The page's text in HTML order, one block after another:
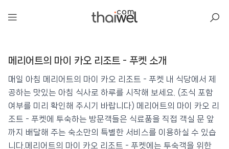
메리어트의 마이 카오 리조트 - 푸켓
📍 푸켓 ★★★★ ⭐ 8.8
💰 최저가 확인 · 예약하기
메리어트의 마이 카오 리조트 - 푸켓 소개
매일 아침 메리어트의 마이 카오 리조트 - 푸켓 내 식당에서 제
공하는 맛있는 아침 식사로 하루를 시작해 보세요. (조식 포함
여부를 미리 확인해 주시기 바랍니다) 메리어트의 마이 카오 리
조트 - 푸켓에 투숙하는 방문객들은 식료품을 직접 객실 문 앞
까지 배달해 주는 숙소만의 특별한 서비스를 이용하실 수 있습
니다.메리어트의 마이 카오 리조트 - 푸켓에는 투숙객을 위한